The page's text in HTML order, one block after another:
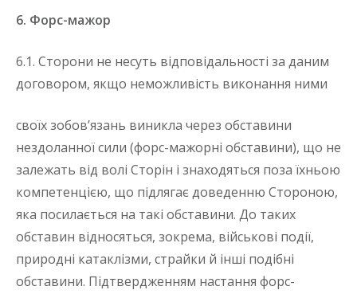
6. Форс-мажор
6.1. Сторони не несуть відповідальності за даним
договором, якщо неможливість виконання ними
своїх зобов’язань виникла через обставини
нездоланної сили (форс-мажорні обставини), що не
залежать від волі Сторін і знаходяться поза їхньою
компетенцією, що підлягає доведенню Стороною,
яка посилається на такі обставини. До таких
обставин відносяться, зокрема, військові події,
природні катаклізми, страйки й інші подібні
обставини. Підтвердженням настання форс-